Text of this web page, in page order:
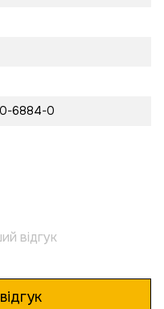
6884-0
відгук